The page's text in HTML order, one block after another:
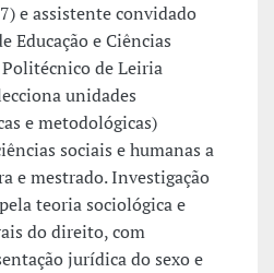
e assistente convidado
Educação e Ciências
de Leiria
unidades
e metodológicas)
sociais e humanas a
e mestrado. Investigação
teoria sociológica e
do direito, com
jurídica do sexo e